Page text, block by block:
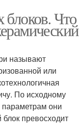
блоков. Что
называют
или
По исходному
они
превосходит